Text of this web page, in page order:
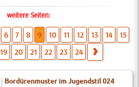
weitere Seiten:
6 7 8 9 10 11 12 13 14
15
19 20 21 22 23 24
Bordürenmuster im Jugendstil 024